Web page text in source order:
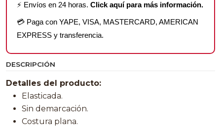
⚡ Envíos en 24 horas. Click aquí para más información.
💳 Paga con YAPE, VISA, MASTERCARD, AMERICAN
EXPRESS y transferencia.
DESCRIPCIÓN
Detalles del producto:
Elasticada.
Sin demarcación.
Costura plana.